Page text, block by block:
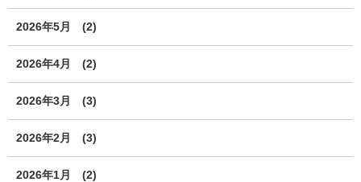
2026年5月 (2)
2026年4月 (2)
2026年3月 (3)
2026年2月 (3)
2026年1月 (2)